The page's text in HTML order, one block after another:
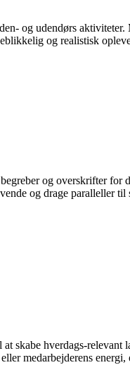
og udendørs
og realistisk
og overskrifter for
og drage paralleller til
skabe hverdags-relevant
medarbejderens